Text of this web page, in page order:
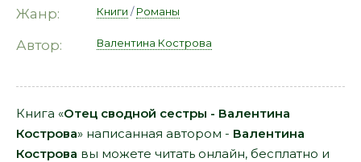
Жанр:
Книги /Романы
Автор: Валентина Кострова
Книга «Отец сводной сестры - Валентина
Кострова» написанная автором - Валентина
Кострова вы можете читать онлайн, бесплатно и